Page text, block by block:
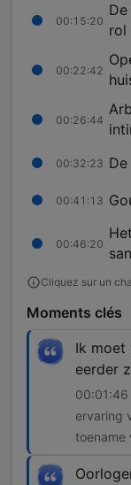
00:15:20
rol
00:22:42
00:26:44
00:32:23
00:41:13
00:46:20
Cliquez sur un
Moments clés
Ik moet
eerder
00:01:46
ervaring
toename